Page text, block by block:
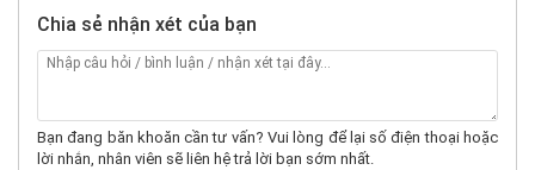
Chia sẻ nhận xét của bạn
Bạn đang băn khoăn cần tư vấn? Vui lòng để lại số điện thoại hoặc
lời nhắn, nhân viên sẽ liên hệ trả lời bạn sớm nhất.